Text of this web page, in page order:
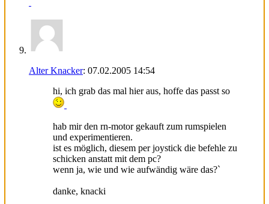
Alter Knacker: 07.02.2005 14:54
hi, ich grab das mal hier aus, hoffe das passt so
hab mir den rn-motor gekauft zum rumspielen
und experimentieren.
ist es möglich, diesem per joystick die befehle zu
schicken anstatt mit dem pc?
wenn ja, wie und wie aufwändig wäre das?`
danke, knacki